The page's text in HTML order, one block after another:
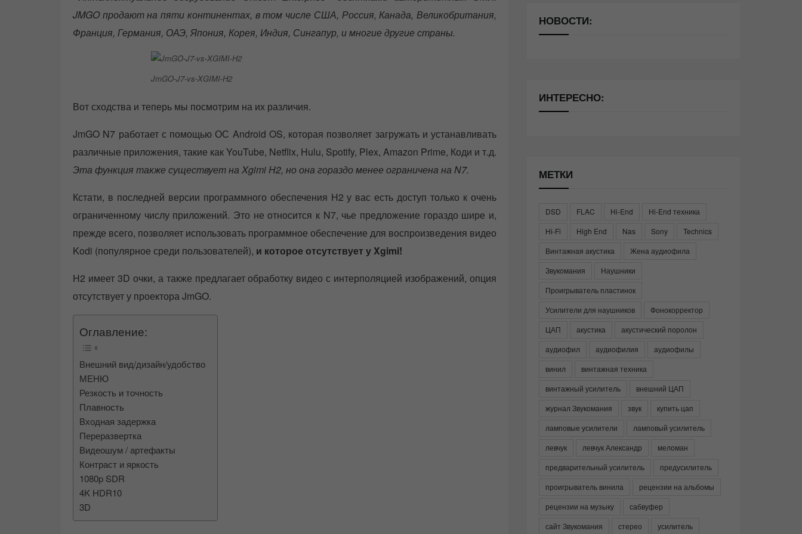
JMGO продают на пяти континентах, в том числе США, Россия, Канада, Великобритания,
Франция, Германия, ОАЭ, Япония, Корея, Индия, Сингапур, и многие другие страны.
JmGO-J7-vs-XGIMI-H2
Вот сходства и теперь мы посмотрим на их различия.
JmGO N7 работает с помощью ОС Android OS, которая позволяет загружать и устанавливать
различные приложения, такие как YouTube, Netflix, Hulu, Spotify, Plex, Amazon Prime, Коди и т.д.
Эта функция также существует на Xgimi H2, но она гораздо менее ограничена на N7.
Кстати, в последней версии программного обеспечения H2 у вас есть доступ только к очень
ограниченному числу приложений. Это не относится к N7, чье предложение гораздо шире и,
прежде всего, позволяет использовать программное обеспечение для воспроизведения видео
Kodi (популярное среди пользователей), и которое отсутствует у Xgimi!
H2 имеет 3D очки, а также предлагает обработку видео с интерполяцией изображений, опция
отсутствует у проектора JmGO.
Оглавление:
Внешний вид/дизайн/удобство
МЕНЮ
Резкость и точность
Плавность
Входная задержка
Переразвертка
Видеошум / артефакты
Контраст и яркость
1080p SDR
4K HDR10
3D
НОВОСТИ:
ИНТЕРЕСНО:
МЕТКИ
DSD FLAC Hi-End
Hi-End техника
Hi-Fi
High End Nas Sony
Technics
Винтажная акустика
Жена аудиофила
Звукомания
Наушники
Проигрыватель пластинок
Усилители для наушников
Фонокорректор
ЦАП
акустика
акустический поролон
аудиофил
аудиофилия
аудиофилы
винил
винтажная техника
винтажный усилитель
внешний ЦАП
журнал Звукомания
звук
купить цап
ламповые усилители
ламповый усилитель
левчук
левчук Александр
меломан
предварительный усилитель
предусилитель
проигрыватель винила
рецензии на альбомы
рецензии на музыку
сабвуфер
сайт Звукомания
стерео усилитель